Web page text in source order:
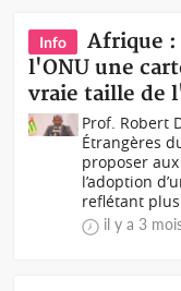
Info
Afrique :
l'ONU une
vraie taille de
Prof. Robert
Étrangères
proposer
l’adoption
reflétant
il y a 3